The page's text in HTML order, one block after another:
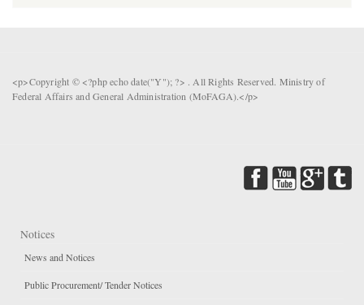
<p>Copyright © <?php echo date("Y"); ?> . All Rights Reserved. Ministry of
Federal Affairs and General Administration (MoFAGA).</p>
Notices
News and Notices
Public Procurement/ Tender Notices